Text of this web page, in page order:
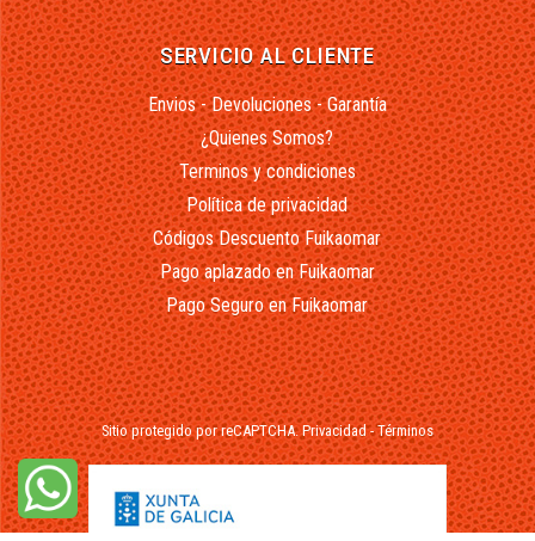
SERVICIO AL CLIENTE
Envios - Devoluciones - Garantía
¿Quienes Somos?
Terminos y condiciones
Política de privacidad
Códigos Descuento Fuikaomar
Pago aplazado en Fuikaomar
Pago Seguro en Fuikaomar
Sitio protegido por reCAPTCHA.Privacidad-Términos